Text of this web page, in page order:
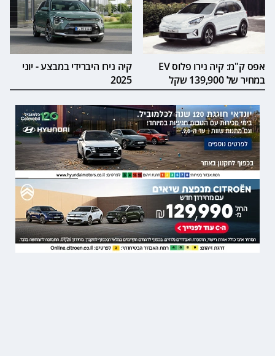
אפס ק"מ: קיה נירו פלוס EV
במחיר של 139,900 שקל
קיה נירו היברידי במבצע - יוני
2025